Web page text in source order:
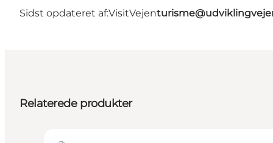
Sidst opdateret af:VisitVejen
Relaterede produkter